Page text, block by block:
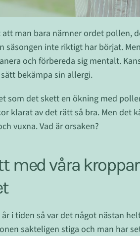
man bara nämner ordet pollen,
säsongen inte riktigt har börjat.
och förbereda sig mentalt.
bekämpa sin allergi.
som det skett en ökning med
klarat av det rätt så bra. Men det
vuxna. Vad är orsaken?
med våra
i tiden så var det något nästan
sakteligen stiga och man har